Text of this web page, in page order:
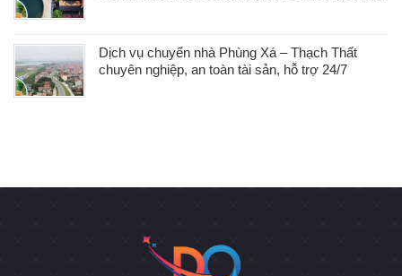
Dịch vụ chuyển nhà Phùng Xá – Thạch Thất
chuyên nghiệp, an toàn tài sản, hỗ trợ 24/7